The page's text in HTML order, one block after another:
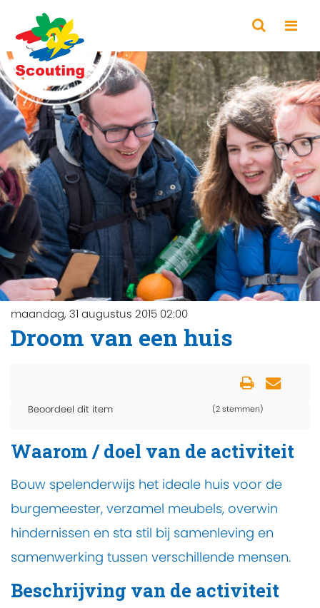
maandag, 31 augustus 2015 02:00
Droom van een huis
Beoordeel dit item (2 stemmen)
Waarom / doel van de activiteit
Bouw spelenderwijs het ideale huis voor de
burgemeester, verzamel meubels, overwin
hindernissen en sta stil bij samenleving en
samenwerking tussen verschillende mensen.
Beschrijving van de activiteit